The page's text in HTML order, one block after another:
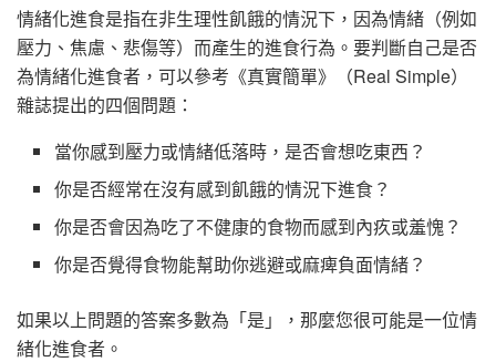
情緒化進食是指在非生理性飢餓的情況下，因為情緒（例如
壓力、焦慮、悲傷等）而產生的進食行為。要判斷自己是否
為情緒化進食者，可以參考《真實簡單》（Real Simple）
雜誌提出的四個問題：
當你感到壓力或情緒低落時，是否會想吃東西？
你是否經常在沒有感到飢餓的情況下進食？
你是否會因為吃了不健康的食物而感到內疚或羞愧？
你是否覺得食物能幫助你逃避或麻痺負面情緒？
如果以上問題的答案多數為「是」，那麼您很可能是一位情
緒化進食者。